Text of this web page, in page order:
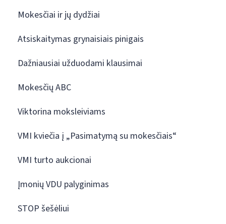
Mokesčiai ir jų dydžiai
Atsiskaitymas grynaisiais pinigais
Dažniausiai užduodami klausimai
Mokesčių ABC
Viktorina moksleiviams
VMI kviečia į „Pasimatymą su mokesčiais“
VMI turto aukcionai
Įmonių VDU palyginimas
STOP šešėliui